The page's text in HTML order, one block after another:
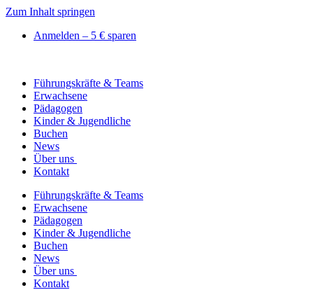
Zum Inhalt springen
Anmelden – 5 € sparen
Führungskräfte & Teams
Erwachsene
Pädagogen
Kinder & Jugendliche
Buchen
News
Über uns
Kontakt
Führungskräfte & Teams
Erwachsene
Pädagogen
Kinder & Jugendliche
Buchen
News
Über uns
Kontakt